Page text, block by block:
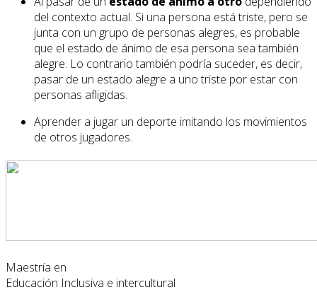
del contexto actual. Si una persona está triste, pero se
junta con un grupo de personas alegres, es probable
que el estado de ánimo de esa persona sea también
alegre. Lo contrario también podría suceder, es decir,
pasar de un estado alegre a uno triste por estar con
personas afligidas.
Aprender a jugar un deporte imitando los movimientos
de otros jugadores.
Maestría en
Educación Inclusiva e intercultural